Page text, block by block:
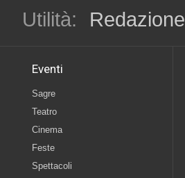
Utilità:
Redazione
Eventi
Sagre
Teatro
Cinema
Feste
Spettacoli